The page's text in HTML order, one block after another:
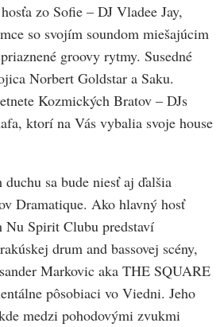
zo Sofie – DJ Vladee Jay,
so svojím soundom miešajúcim
groovy rytmy. Susedné
Norbert Goldstar a Saku.
Kozmických Bratov – DJs
ktorí na Vás vybalia svoje house
sa bude niesť aj ďalšia
Dramatique. Ako hlavný hosť
Nu Spirit Clubu predstaví
drum and bassovej scény,
Markovic aka THE SQUARE
pôsobiaci vo Viedni. Jeho
medzi pohodovými zvukmi